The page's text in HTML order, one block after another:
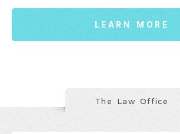
LEARN MORE
The Law Office